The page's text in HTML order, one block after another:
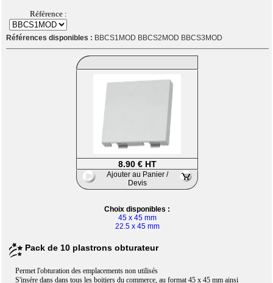
Référence :
Références disponibles : BBCS1MOD BBCS2MOD BBCS3MOD
8.90 € HT
Ajouter au Panier /
Devis
Choix disponibles :
45 x 45 mm
22.5 x 45 mm
Pack de 10 plastrons obturateur
Permet l'obturation des emplacements non utilisés
S'insére dans dans tous les boitiers du commerce, au format 45 x 45 mm ainsi